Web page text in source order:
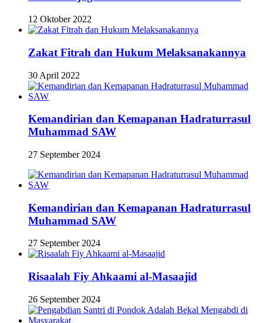
12 Oktober 2022
Zakat Fitrah dan Hukum Melaksanakannya
30 April 2022
Kemandirian dan Kemapanan Hadraturrasul
Muhammad SAW
27 September 2024
Kemandirian dan Kemapanan Hadraturrasul
Muhammad SAW
27 September 2024
Risaalah Fiy Ahkaami al-Masaajid
26 September 2024